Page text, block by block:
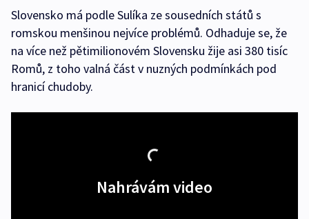
Slovensko má podle Sulíka ze sousedních států s
romskou menšinou nejvíce problémů. Odhaduje se, že
na více než pětimilionovém Slovensku žije asi 380 tisíc
Romů, z toho valná část v nuzných podmínkách pod
hranicí chudoby.
Nahrávám video